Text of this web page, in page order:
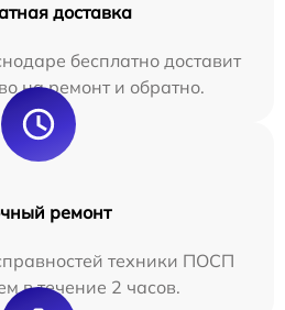
доставка
бесплатно доставит
на ремонт и обратно.
ремонт
техники ПОСП
в течение 2 часов.